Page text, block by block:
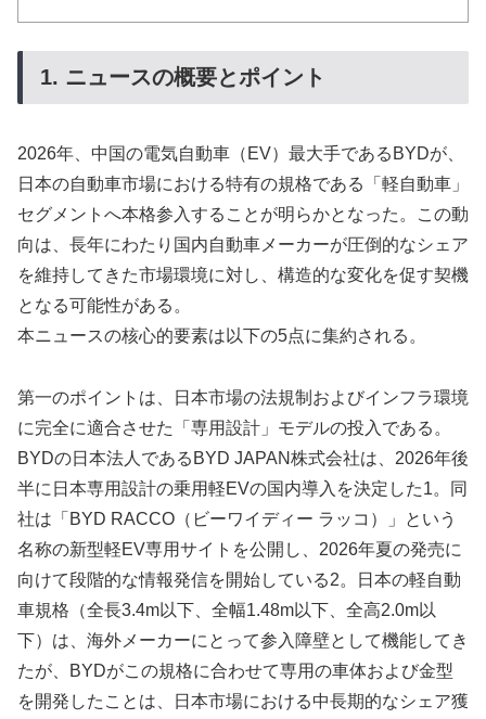
1. ニュースの概要とポイント
2026年、中国の電気自動車（EV）最大手であるBYDが、
日本の自動車市場における特有の規格である「軽自動車」
セグメントへ本格参入することが明らかとなった。この動
向は、長年にわたり国内自動車メーカーが圧倒的なシェア
を維持してきた市場環境に対し、構造的な変化を促す契機
となる可能性がある。
本ニュースの核心的要素は以下の5点に集約される。
第一のポイントは、日本市場の法規制およびインフラ環境
に完全に適合させた「専用設計」モデルの投入である。
BYDの日本法人であるBYD JAPAN株式会社は、2026年後
半に日本専用設計の乗用軽EVの国内導入を決定した1。同
社は「BYD RACCO（ビーワイディー ラッコ）」という
名称の新型軽EV専用サイトを公開し、2026年夏の発売に
向けて段階的な情報発信を開始している2。日本の軽自動
車規格（全長3.4m以下、全幅1.48m以下、全高2.0m以
下）は、海外メーカーにとって参入障壁として機能してき
たが、BYDがこの規格に合わせて専用の車体および金型
を開発したことは、日本市場における中長期的なシェア獲